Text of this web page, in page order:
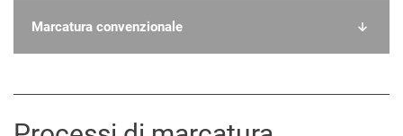
Marcatura convenzionale